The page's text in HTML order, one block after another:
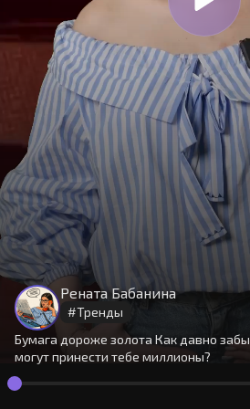
Рената Бабанина
#Тренды
Бумага дороже золота Как давно забытые на полке комиксы
могут принести тебе миллионы?
На сайте используются cookies.
Продолжая использовать сайт,
вы принимаетеусловия